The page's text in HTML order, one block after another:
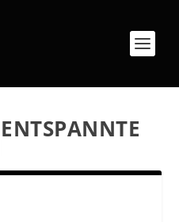
ENTSPANNTE